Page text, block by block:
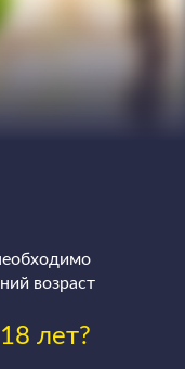
возраст
лет?
белые, и
быть и
немного
полусладкими и